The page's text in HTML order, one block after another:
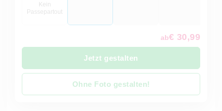
Kein
Passepartout
ab€ 30,99
Jetzt gestalten
Ohne Foto gestalten!